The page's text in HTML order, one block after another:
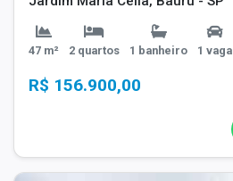
47 m² 2 quartos 1 banheiro 1 vaga
R$ 156.900,00